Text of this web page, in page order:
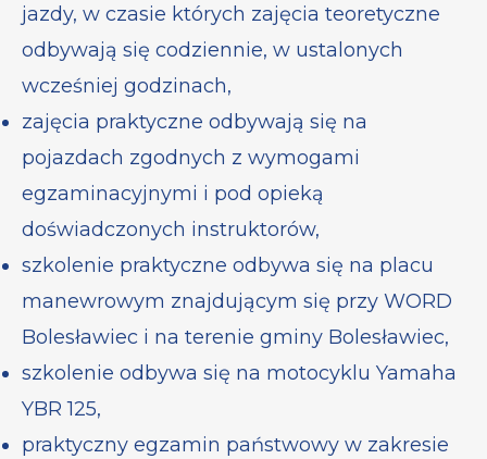
jazdy, w czasie których zajęcia teoretyczne
odbywają się codziennie, w ustalonych
wcześniej godzinach,
zajęcia praktyczne odbywają się na
pojazdach zgodnych z wymogami
egzaminacyjnymi i pod opieką
doświadczonych instruktorów,
szkolenie praktyczne odbywa się na placu
manewrowym znajdującym się przy WORD
Bolesławiec i na terenie gminy Bolesławiec,
szkolenie odbywa się na motocyklu Yamaha
YBR 125,
praktyczny egzamin państwowy w zakresie